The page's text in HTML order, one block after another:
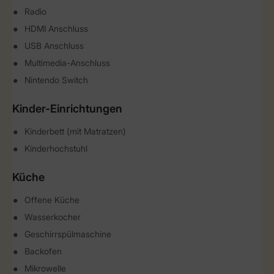
Radio
HDMI Anschluss
USB Anschluss
Multimedia-Anschluss
Nintendo Switch
Kinder-Einrichtungen
Kinderbett (mit Matratzen)
Kinderhochstuhl
Küche
Offene Küche
Wasserkocher
Geschirrspülmaschine
Backofen
Mikrowelle